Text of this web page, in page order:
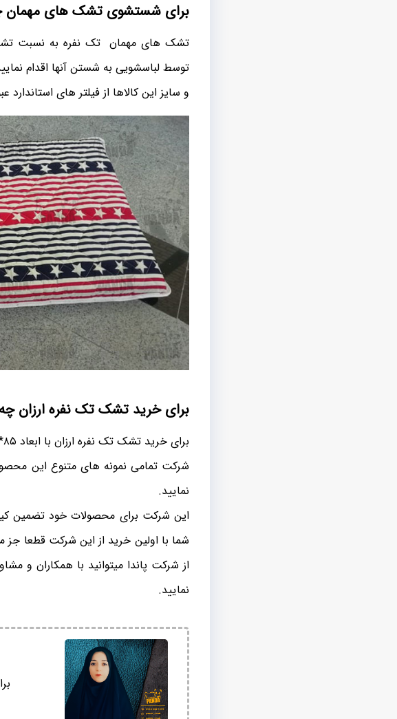
برای شستشوی تشک های مهمان
تشک های مهمان تک نفره به نسبت تشک
توسط لباسشویی به شستن آنها اقدام
و سایز این کالاها از فیلتر های استاندارد
برای خرید تشک تک نفره ارزان چه
شرکت تمامی نمونه های متنوع این
نمایید.
این شرکت برای محصولات خود تضمین
شما با اولین خرید از این شرکت قطعا
از شرکت پاندا میتوانید با همکاران و
نمایید.